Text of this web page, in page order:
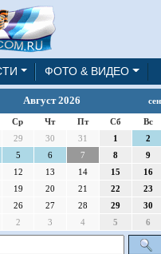
ФОТО & ВИДЕО
Август 2026 сен
Ср Чт Пт Сб
Вс
29 30 31 1
2
5 6 7 8
9
12 13 14 15
16
19 20 21 22
23
26 27 28 29
30
2 3 4 5 6